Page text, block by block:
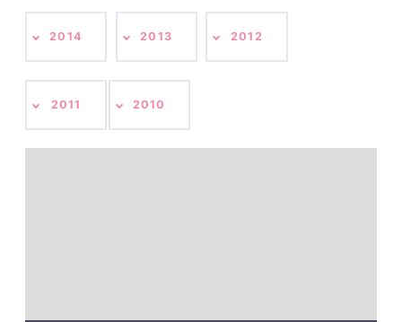
2014 2013 2012
2011 2010